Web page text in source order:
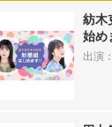
紡木
始め
出演